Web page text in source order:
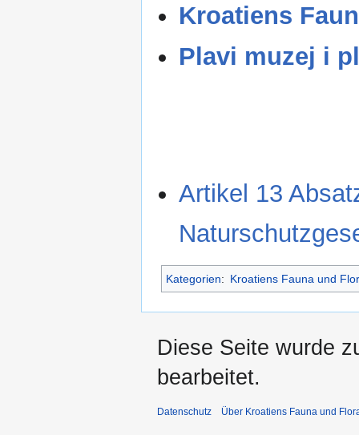
Kroatiens
Plavi muzej i
Artikel 13
Kategorien: Kroatiens Fauna und
Diese Seite wurde
bearbeitet.
Datenschutz Über Kroatiens Fauna und